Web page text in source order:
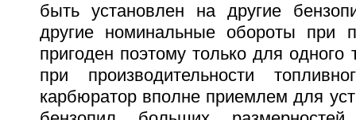
быть установлен на другие
другие номинальные обороты при
пригоден поэтому только для одного
при производительности
карбюратор вполне приемлем для